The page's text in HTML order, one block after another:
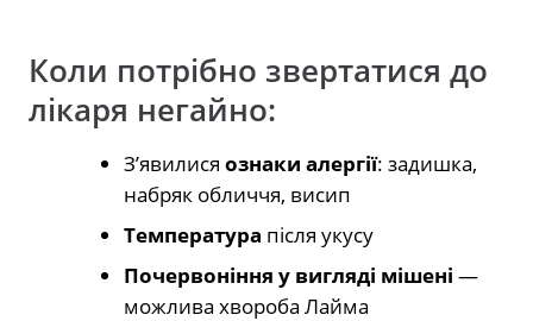
Коли потрібно звертатися до
лікаря негайно:
З’явилися ознаки алергії: задишка,
набряк обличчя, висип
Температура після укусу
Почервоніння у вигляді мішені —
можлива хвороба Лайма